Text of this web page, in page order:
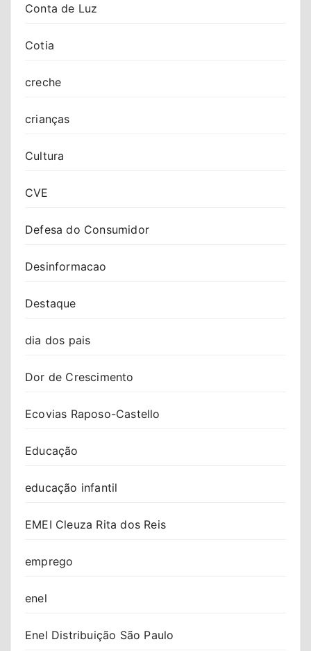
Conta de Luz
Cotia
creche
crianças
Cultura
CVE
Defesa do Consumidor
Desinformacao
Destaque
dia dos pais
Dor de Crescimento
Ecovias Raposo-Castello
Educação
educação infantil
EMEI Cleuza Rita dos Reis
emprego
enel
Enel Distribuição São Paulo